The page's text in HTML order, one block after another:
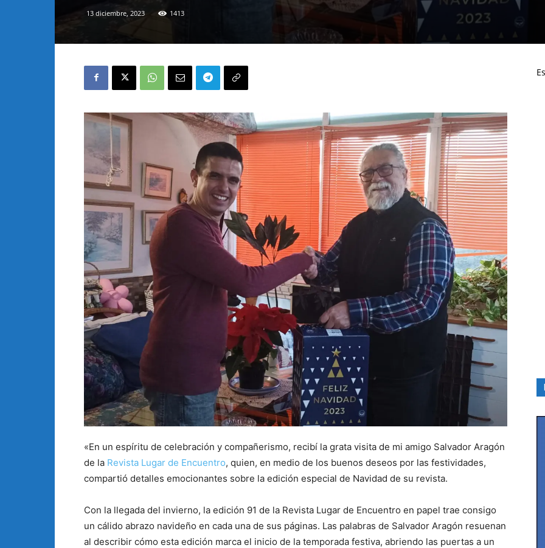
13 diciembre, 2023 1413
«En un espíritu de celebración y compañerismo, recibí la grata visita de mi amigo Salvador Aragón
de la Revista Lugar de Encuentro, quien, en medio de los buenos deseos por las festividades,
compartió detalles emocionantes sobre la edición especial de Navidad de su revista.
Con la llegada del invierno, la edición 91 de la Revista Lugar de Encuentro en papel trae consigo
un cálido abrazo navideño en cada una de sus páginas. Las palabras de Salvador Aragón resuenan
al describir cómo esta edición marca el inicio de la temporada festiva, abriendo las puertas a un